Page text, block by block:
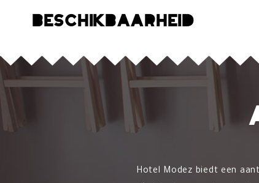
Beschikbaarheid
Hotel Modez biedt een